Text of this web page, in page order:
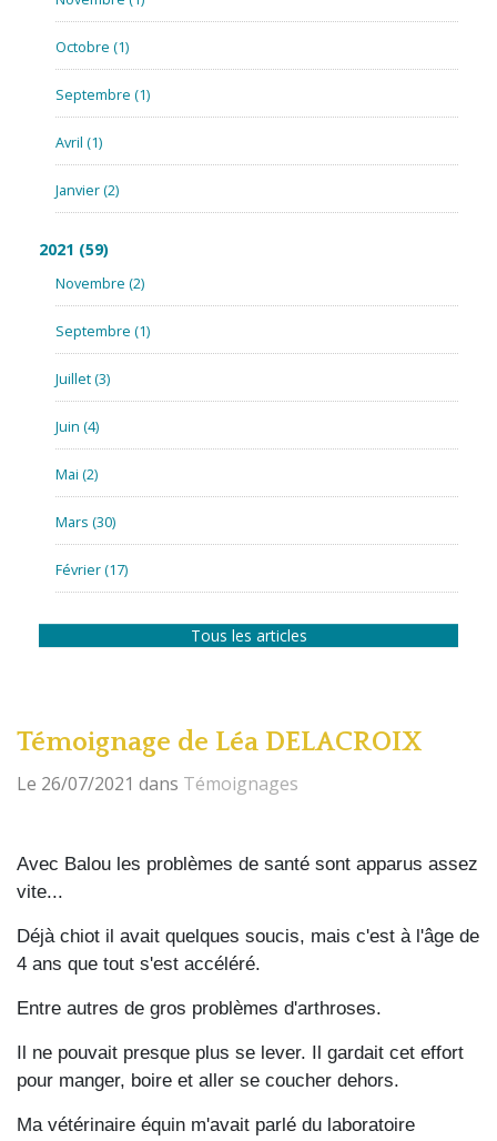
Octobre (1)
Septembre (1)
Avril (1)
Janvier(2)
2021 (59)
Novembre (2)
Septembre (1)
Juillet(3)
Juin (4)
Mai (2)
Mars (30)
Février(17)
Tous les articles
Témoignage de Léa DELACROIX
Le 26/07/2021 dans Témoignages
Avec Balou les problèmes de santé sont apparus assez
vite...
Déjà chiot il avait quelques soucis, mais c'est à l'âge de
4 ans que tout s'est accéléré.
Entre autres de gros problèmes d'arthroses.
Il ne pouvait presque plus se lever. Il gardait cet effort
pour manger, boire et aller se coucher dehors.
Ma vétérinaire équin m'avait parlé du laboratoire